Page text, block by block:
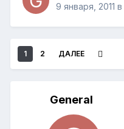
9 января, 2011 в
1 2 ДАЛЕЕ
General